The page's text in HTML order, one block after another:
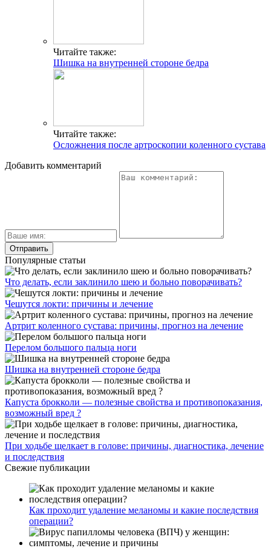
Читайте также:
Шишка на внутренней стороне бедра
Читайте также:
Осложнения после артроскопии коленного сустава
Добавить комментарий
Популярные статьи
Что делать, если заклинило шею и больно поворачивать?
Чешутся локти: причины и лечение
Артрит коленного сустава: причины, прогноз на лечение
Перелом большого пальца ноги
Шишка на внутренней стороне бедра
Капуста брокколи — полезные свойства и противопоказания,
возможный вред ?
При ходьбе щелкает в голове: причины, диагностика, лечение
и последствия
Свежие публикации
Как проходит удаление меланомы и какие последствия
операции?